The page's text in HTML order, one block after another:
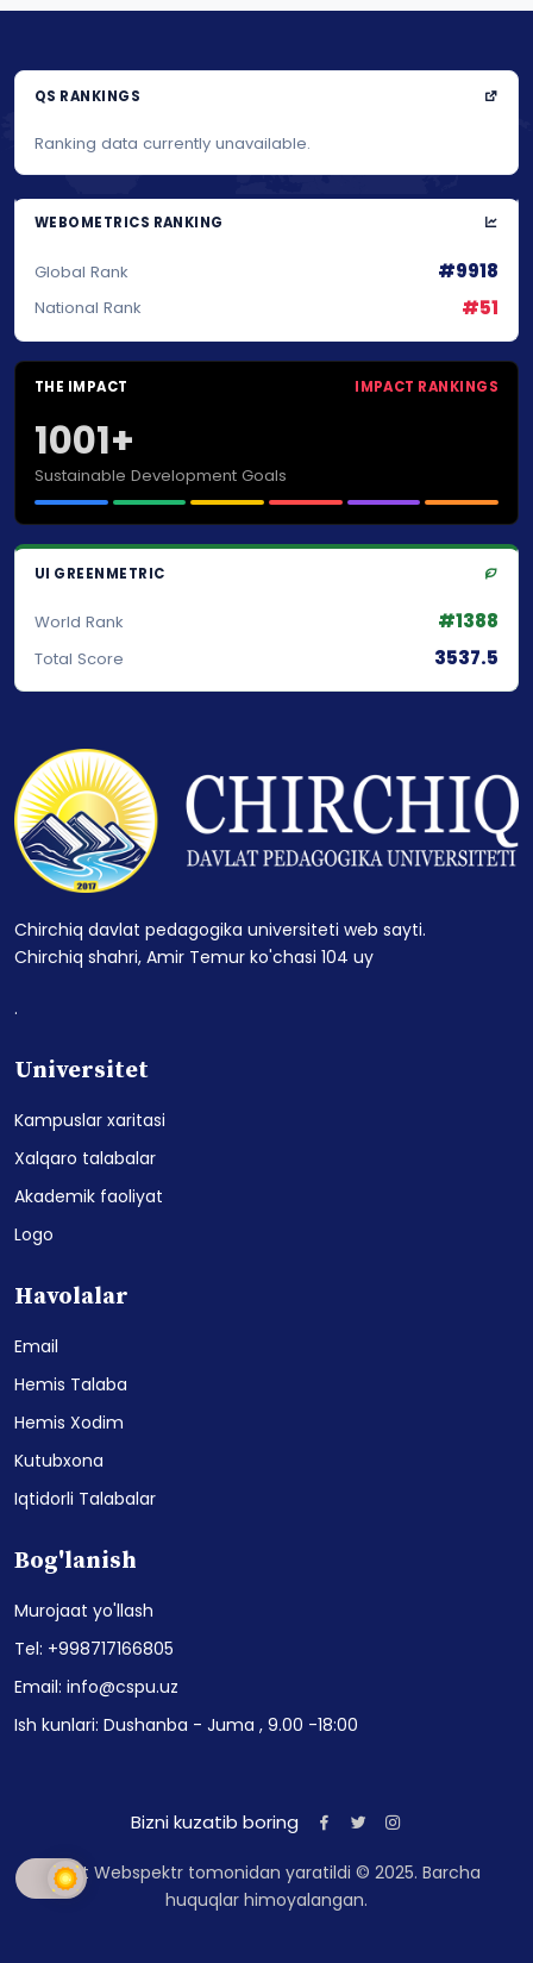
QS RANKINGS
Ranking data currently unavailable.
WEBOMETRICS RANKING
Global Rank #9918
National Rank #51
THE IMPACT IMPACT RANKINGS
1001+
Sustainable Development Goals
UI GREENMETRIC
World Rank #1388
Total Score 3537.5
Chirchiq davlat pedagogika universiteti web sayti.
Chirchiq shahri, Amir Temur ko'chasi 104 uy
.
Universitet
Kampuslar xaritasi
Xalqaro talabalar
Akademik faoliyat
Logo
Havolalar
Email
Hemis Talaba
Hemis Xodim
Kutubxona
Iqtidorli Talabalar
Bog'lanish
Murojaat yo'llash
Tel: +998717166805
Email: info@cspu.uz
Ish kunlari: Dushanba - Juma , 9.00 -18:00
Bizni kuzatib boring
Sayt Webspektr tomonidan yaratildi © 2025. Barcha
huquqlar himoyalangan.